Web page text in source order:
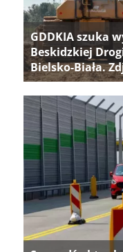
GDDKIA szuka
Beskidzkiej
Bielsko-Biała.